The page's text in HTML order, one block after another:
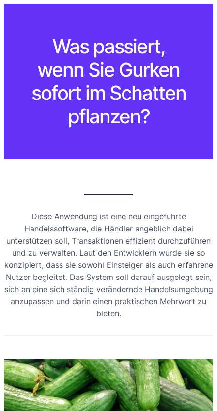
Was passiert,
wenn Sie Gurken
sofort im Schatten
pflanzen?
Diese Anwendung ist eine neu eingeführte
Handelssoftware, die Händler angeblich dabei
unterstützen soll, Transaktionen effizient durchzuführen
und zu verwalten. Laut den Entwicklern wurde sie so
konzipiert, dass sie sowohl Einsteiger als auch erfahrene
Nutzer begleitet. Das System soll darauf ausgelegt sein,
sich an eine sich ständig verändernde Handelsumgebung
anzupassen und darin einen praktischen Mehrwert zu
bieten.